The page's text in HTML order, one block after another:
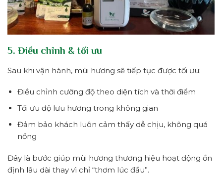
5. Điều chỉnh & tối ưu
Sau khi vận hành, mùi hương sẽ tiếp tục được tối ưu:
Điều chỉnh cường độ theo diện tích và thời điểm
Tối ưu độ lưu hương trong không gian
Đảm bảo khách luôn cảm thấy dễ chịu, không quá
nồng
Đây là bước giúp mùi hương thương hiệu hoạt động ổn
định lâu dài thay vì chỉ “thơm lúc đầu”.